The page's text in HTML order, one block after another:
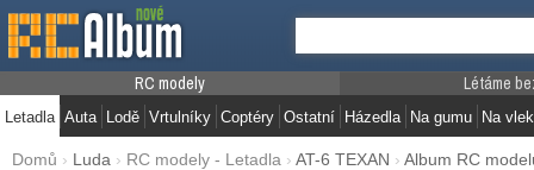
RC modely
Letadla Auta Lodě Vrtulníky Coptéry Ostatní
Létáme
Házedla Na gumu Na vlek
Domů › Luda › RC modely - Letadla › AT-6 TEXAN › Album RC